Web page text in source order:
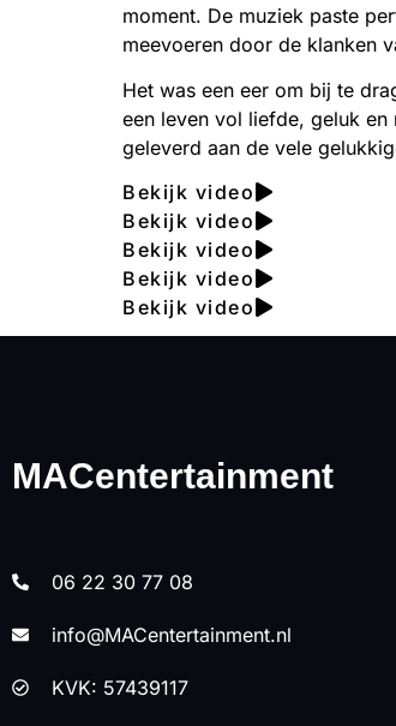
moment. De muziek paste
meevoeren door de klanken
Het was een eer om bij te
een leven vol liefde, geluk
geleverd aan de vele
Bekijk video
Bekijk video
Bekijk video
Bekijk video
Bekijk video
MACentertainment
06 22 30 77 08
info@MACentertainment.nl
KVK: 57439117